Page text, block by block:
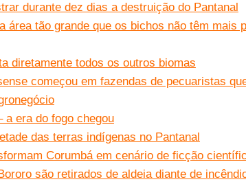
durante dez dias a destruição do Pantanal
área tão grande que os bichos não têm mais
diretamente todos os outros biomas
começou em fazendas de pecuaristas
a era do fogo chegou
das terras indígenas no Pantanal
Corumbá em cenário de ficção
são retirados de aldeia diante de